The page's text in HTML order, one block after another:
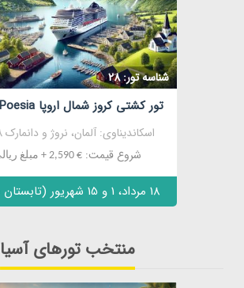
مشاهده
شناسه تور: 28
تور کشتی کروز شمال اروپا MSC Poesia
اسکاندیناوی: آلمان، نروژ و دانمارک 8 روز
شروع قیمت: € 2,590 + مبلغ ریالی
18 مرداد، 1 و 15 شهریور (تابستان ۱۴۰۵)
منتخب تورهای آسیا